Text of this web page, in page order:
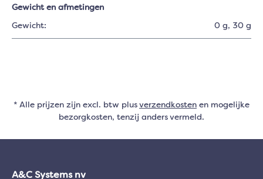
Gewicht en afmetingen
Gewicht: 0 g, 30 g
* Alle prijzen zijn excl. btw plus verzendkosten en mogelijke
bezorgkosten, tenzij anders vermeld.
A&C Systems nv